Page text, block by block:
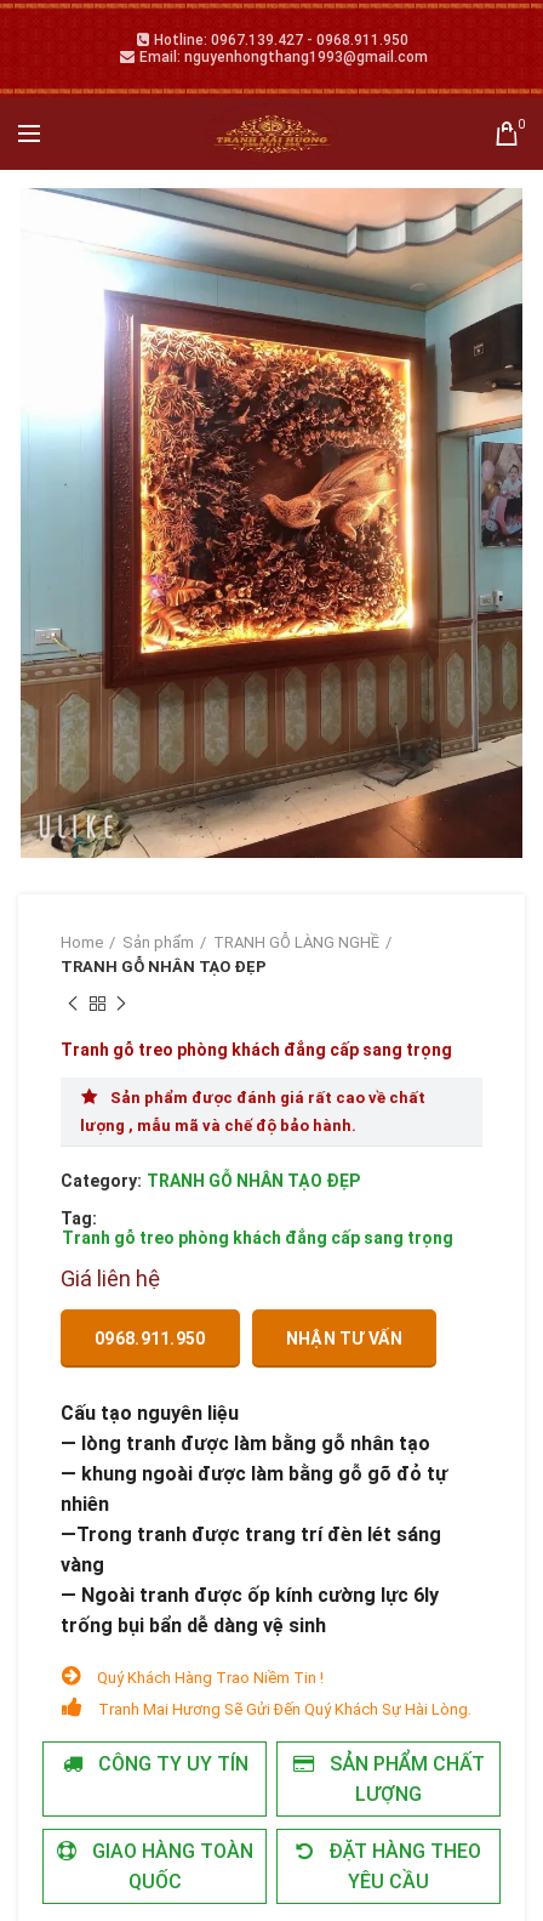
Hotline: 0967.139.427 - 0968.911.950
Email: nguyenhongthang1993@gmail.com
0
Home Sản phẩm
TRANH GỖ LÀNG NGHỀ
TRANH GỖ NHÂN TẠO ĐẸP
Tranh gỗ treo phòng khách đẳng cấp sang trọng
Sản phẩm được đánh giá rất cao về chất
lượng , mẫu mã và chế độ bảo hành.
Category: TRANH GỖ NHÂN TẠO ĐẸP
Tag:
Tranh gỗ treo phòng khách đẳng cấp sang trọng
Giá liên hệ
0968.911.950 NHẬN TƯ VẤN
Cấu tạo nguyên liệu
— lòng tranh được làm bằng gỗ nhân tạo
— khung ngoài được làm bằng gỗ gõ đỏ tự
nhiên
—Trong tranh được trang trí đèn lét sáng
vàng
— Ngoài tranh được ốp kính cường lực 6ly
trống bụi bẩn dễ dàng vệ sinh
Quý Khách Hàng Trao Niềm Tin !
Tranh Mai Hương Sẽ Gửi Đến Quý Khách Sự Hài Lòng.
CÔNG TY UY TÍN
SẢN PHẨM CHẤT
LƯỢNG
GIAO HÀNG TOÀN
QUỐC
ĐẶT HÀNG THEO
YÊU CẦU